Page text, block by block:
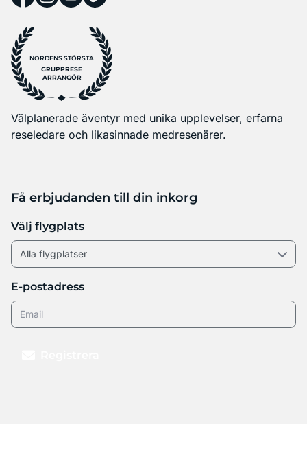
NORDENS STÖRSTA
GRUPPRESE
ARRANGÖR
Välplanerade äventyr med unika upplevelser, erfarna
reseledare och likasinnade medresenärer.
Få erbjudanden till din inkorg
Välj flygplats
E-postadress